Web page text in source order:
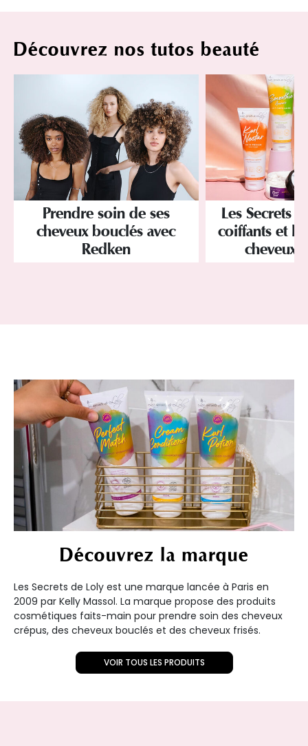
Découvrez nos tutos beauté
Prendre soin de ses
cheveux bouclés avec
Redken
Les Secrets
coiffants et
cheveux
Découvrez la marque
Les Secrets de Loly est une marque lancée à Paris en
2009 par Kelly Massol. La marque propose des produits
cosmétiques faits-main pour prendre soin des cheveux
crépus, des cheveux bouclés et des cheveux frisés.
VOIR TOUS LES PRODUITS